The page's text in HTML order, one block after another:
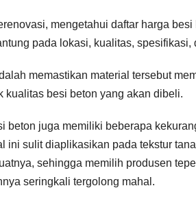
mengetahui daftar harga
pada lokasi, kualitas, spesifikasi,
memastikan material tersebut
kualitas besi beton yang akan dibeli.
beton juga memiliki beberapa
ini sulit diaplikasikan pada tekstur
sehingga memilih produsen
seringkali tergolong mahal.